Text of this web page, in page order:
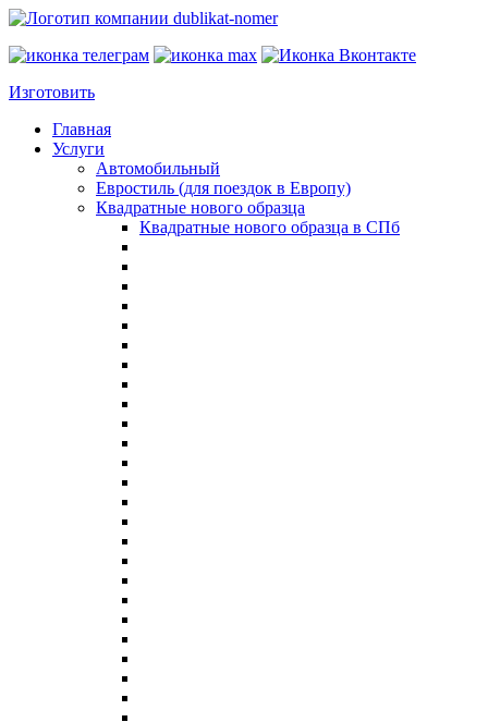
Изготовить
Главная
Услуги
Автомобильный
Евростиль (для поездок в Европу)
Квадратные нового образца
Квадратные нового образца в СПб